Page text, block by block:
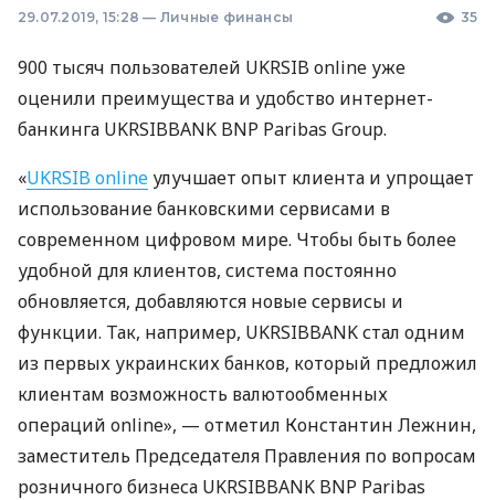
29.07.2019, 15:28 — Личные финансы 35
900 тысяч пользователей UKRSIB online уже
оценили преимущества и удобство интернет-
банкинга UKRSIBBANK BNP Paribas Group.
«UKRSIB online улучшает опыт клиента и упрощает
использование банковскими сервисами в
современном цифровом мире. Чтобы быть более
удобной для клиентов, система постоянно
обновляется, добавляются новые сервисы и
функции. Так, например, UKRSIBBANKстал одним
из первых украинских банков, который предложил
клиентам возможность валютообменных
операций online», — отметил Константин Лежнин,
заместитель Председателя Правления по вопросам
розничного бизнеса UKRSIBBANK BNP Paribas